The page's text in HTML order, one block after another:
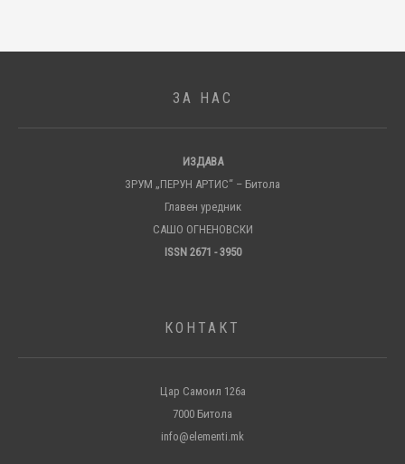
ЗА НАС
ИЗДАВА
ЗРУМ „ПЕРУН АРТИС“ – Битола
Главен уредник
САШО ОГНЕНОВСКИ
ISSN 2671 - 3950
КОНТАКТ
Цар Самоил 126а
7000 Битола
info@elementi.mk